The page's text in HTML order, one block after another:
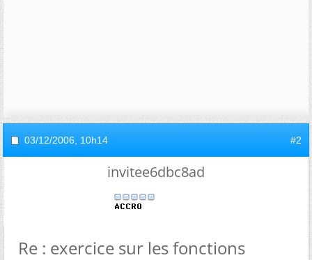
03/12/2006, 10h14 #2
invitee6dbc8ad
Re : exercice sur les fonctions